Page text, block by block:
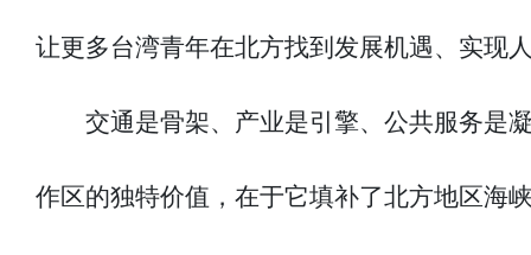
让更多台湾青年在北方找到发展机遇、实现
交通是骨架、产业是引擎、公共服务是
作区的独特价值，在于它填补了北方地区海